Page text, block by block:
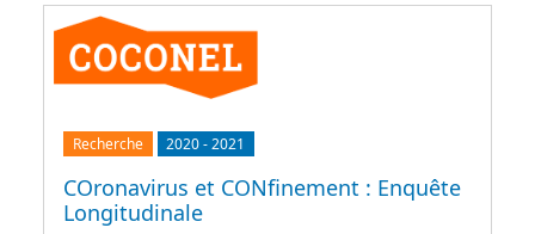
Recherche 2020-2021
COronavirus et CONfinement : Enquête
Longitudinale